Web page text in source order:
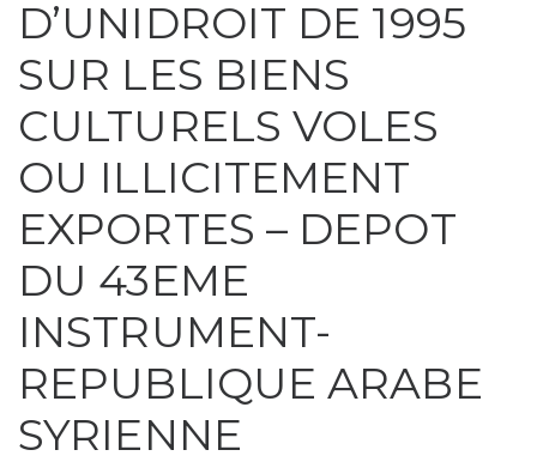
D’UNIDROIT DE 1995
SUR LES BIENS
CULTURELS VOLES
OU ILLICITEMENT
EXPORTES – DEPOT
DU 43EME
INSTRUMENT-
REPUBLIQUE ARABE
SYRIENNE